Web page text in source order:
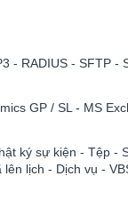
- RADIUS - SFTP -
GP / SL - MS
ký sự kiện - Tệp -
lịch - Dịch vụ -